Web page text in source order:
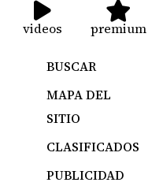
videos premium
BUSCAR
MAPA DEL
SITIO
CLASIFICADOS
PUBLICIDAD